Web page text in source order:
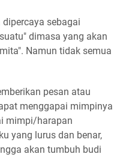
sebagai
dimasa yang akan
Namun tidak semua
pesan atau
menggapai mimpinya
mimpi/harapan
yang lurus dan benar,
akan tumbuh budi